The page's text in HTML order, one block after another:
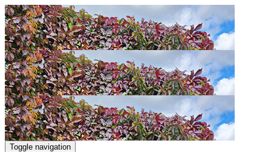
Toggle navigation